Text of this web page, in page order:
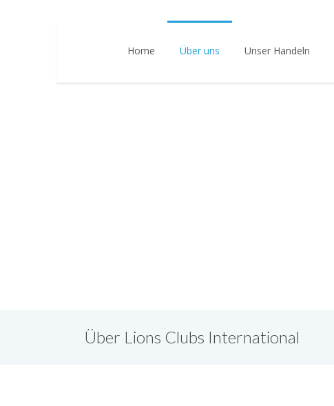
Home Über uns Unser Handeln
Über Lions Clubs International